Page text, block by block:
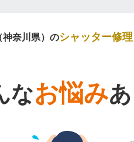
神奈川県）のシャッター修
なお悩み